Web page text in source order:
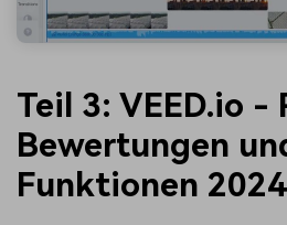
Teil 3: VEED.io -
Bewertungen
Funktionen 2024